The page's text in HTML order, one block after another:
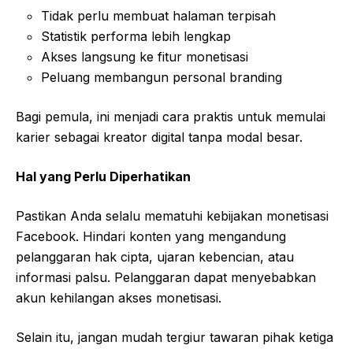
Tidak perlu membuat halaman terpisah
Statistik performa lebih lengkap
Akses langsung ke fitur monetisasi
Peluang membangun personal branding
Bagi pemula, ini menjadi cara praktis untuk memulai
karier sebagai kreator digital tanpa modal besar.
Hal yang Perlu Diperhatikan
Pastikan Anda selalu mematuhi kebijakan monetisasi
Facebook. Hindari konten yang mengandung
pelanggaran hak cipta, ujaran kebencian, atau
informasi palsu. Pelanggaran dapat menyebabkan
akun kehilangan akses monetisasi.
Selain itu, jangan mudah tergiur tawaran pihak ketiga